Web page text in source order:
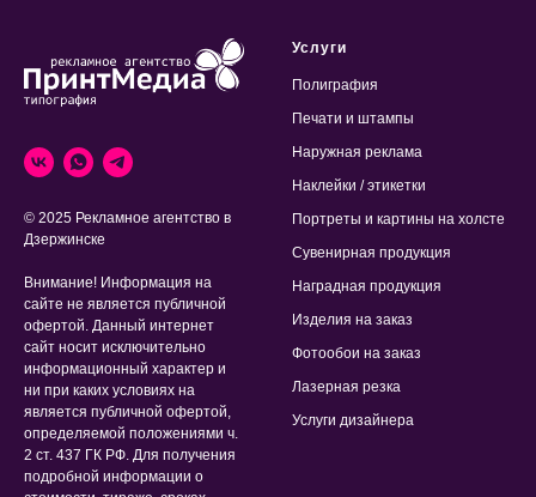
© 2025 Рекламное агентство в
Дзержинске
Внимание! Информация на
сайте не является публичной
офертой. Данный интернет
сайт носит исключительно
информационный характер и
ни при каких условиях на
является публичной офертой,
определяемой положениями ч.
2 ст. 437 ГК РФ. Для получения
подробной информации о
Услуги
Полиграфия
Печати и штампы
Наружная реклама
Наклейки / этикетки
Портреты и картины на холсте
Сувенирная продукция
Наградная продукция
Изделия на заказ
Фотообои на заказ
Лазерная резка
Услуги дизайнера